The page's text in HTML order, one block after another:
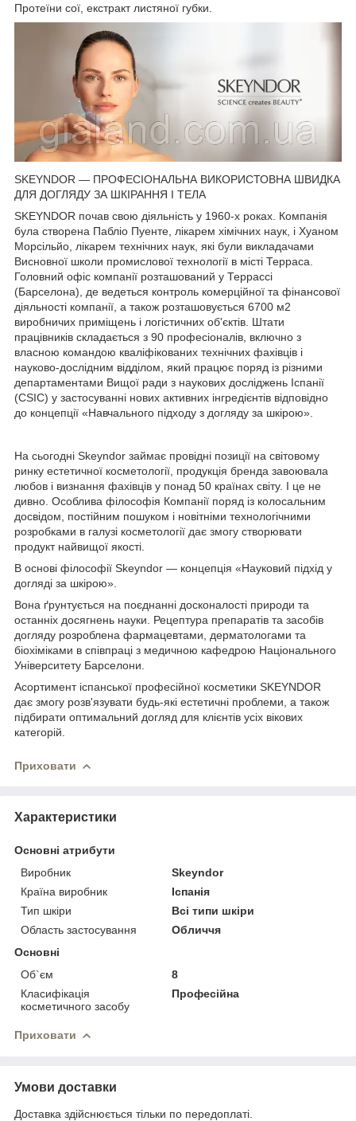
Протеїни сої, екстракт листяної губки.
SKEYNDOR — ПРОФЕСІОНАЛЬНА ВИКОРИСТОВНА ШВИДКА
ДЛЯ ДОГЛЯДУ ЗА ШКІРАННЯ І ТЕЛА
SKEYNDOR почав свою діяльність у 1960-х роках. Компанія
була створена Пабліо Пуенте, лікарем хімічних наук, і Хуаном
Морсільйо, лікарем технічних наук, які були викладачами
Висновної школи промислової технології в місті Терраса.
Головний офіс компанії розташований у Террассі
(Барселона), де ведеться контроль комерційної та фінансової
діяльності компанії, а також розташовується 6700 м2
виробничих приміщень і логістичних об'єктів. Штати
працівників складається з 90 професіоналів, включно з
власною командою кваліфікованих технічних фахівців і
науково-дослідним відділом, який працює поряд із різними
департаментами Вищої ради з наукових досліджень Іспанії
(CSIC) у застосуванні нових активних інгредієнтів відповідно
до концепції «Навчального підходу з догляду за шкірою».
На сьогодні Skeyndor займає провідні позиції на світовому
ринку естетичної косметології, продукція бренда завоювала
любов і визнання фахівців у понад 50 країнах світу. І це не
дивно. Особлива філософія Компанії поряд із колосальним
досвідом, постійним пошуком і новітніми технологічними
розробками в галузі косметології дає змогу створювати
продукт найвищої якості.
В основі філософії Skeyndor — концепція «Науковий підхід у
догляді за шкірою».
Вона ґрунтується на поєднанні досконалості природи та
останніх досягнень науки. Рецептура препаратів та засобів
догляду розроблена фармацевтами, дерматологами та
біохіміками в співпраці з медичною кафедрою Національного
Університету Барселони.
Асортимент іспанської професійної косметики SKEYNDOR
дає змогу розв'язувати будь-які естетичні проблеми, а також
підбирати оптимальний догляд для клієнтів усіх вікових
категорій.
Приховати
Характеристики
Основні атрибути
Виробник
Skeyndor
Країна виробник
Іспанія
Тип шкіри
Всі типи шкіри
Область застосування
Обличчя
Основні
Об`єм
8
Класифікація
косметичного засобу
Професійна
Приховати
Умови доставки
Доставка здійснюється тільки по передоплаті.